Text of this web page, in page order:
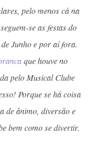
pelo menos cá na
se as festas do
Junho e por aí fora.
que houve no
pelo Musical Clube
Porque se há coisa
de ânimo, diversão e
bem como se divertir.